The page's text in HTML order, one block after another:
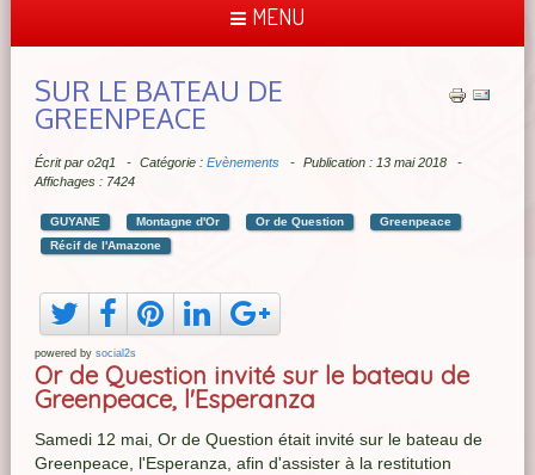
MENU
SUR LE BATEAU DE
GREENPEACE
Écrit par o2q1 Catégorie : Evènements
Publication : 13 mai 2018
Affichages : 7424
GUYANE Montagne d'Or Or de Question
Greenpeace
Récif de l'Amazone
powered by social2s
Or de Question invité sur le bateau de
Greenpeace, l'Esperanza
Samedi 12 mai, Or de Question était invité sur le bateau de
Greenpeace, l'Esperanza, afin d'assister à la restitution